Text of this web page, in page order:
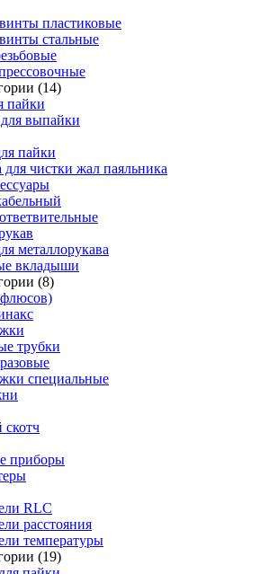
пластиковые
стальные
(14)
пайки
выпайки
пайки
для чистки жал паяльника
металлорукава
вкладыши
(8)
трубки
специальные
приборы
RLC
расстояния
температуры
(19)